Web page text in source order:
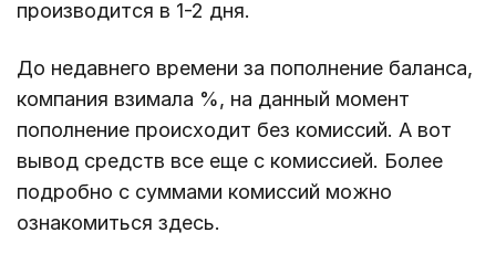
производится в 1-2 дня.
До недавнего времени за пополнение баланса,
компания взимала %, на данный момент
пополнение происходит без комиссий. А вот
вывод средств все еще с комиссией. Более
подробно с суммами комиссий можно
ознакомиться здесь.